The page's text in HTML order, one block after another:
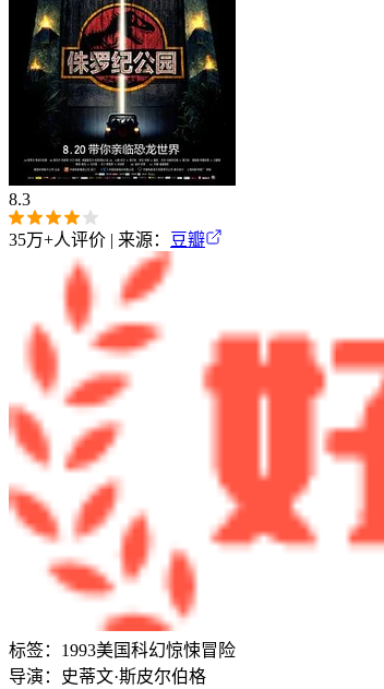
8.3
35万+人评价 | 来源： 豆瓣
标签： 1993美国科幻惊悚冒险
导演：
史蒂文·斯皮尔伯格